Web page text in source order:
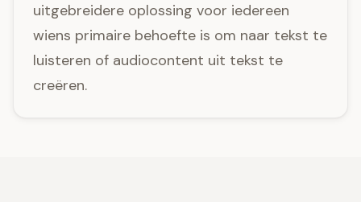
uitgebreidere oplossing voor iedereen
wiens primaire behoefte is om naar tekst te
luisteren of audiocontent uit tekst te
creëren.